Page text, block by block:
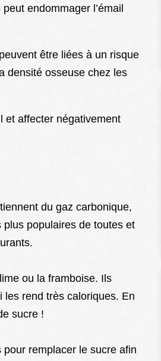
endommager l’émail
être liées à un risque
densité osseuse chez les
et affecter négativement
du gaz carbonique,
populaires de toutes et
ou la framboise. Ils
rend très caloriques. En
sucre !
remplacer le sucre afin